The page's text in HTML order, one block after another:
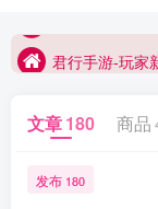
君行手游-玩家
文章180 商品
发布 180